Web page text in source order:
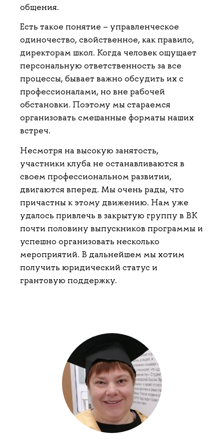
общения.
Есть такое понятие – управленческое
одиночество, свойственное, как правило,
директорам школ. Когда человек ощущает
персональную ответственность за все
процессы, бывает важно обсудить их с
профессионалами, но вне рабочей
обстановки. Поэтому мы стараемся
организовать смешанные форматы наших
встреч.
Несмотря на высокую занятость,
участники клуба не останавливаются в
своем профессиональном развитии,
двигаются вперед. Мы очень рады, что
причастны к этому движению. Нам уже
удалось привлечь в закрытую группу в ВК
почти половину выпускников программы и
успешно организовать несколько
мероприятий. В дальнейшем мы хотим
получить юридический статус и
грантовую поддержку.